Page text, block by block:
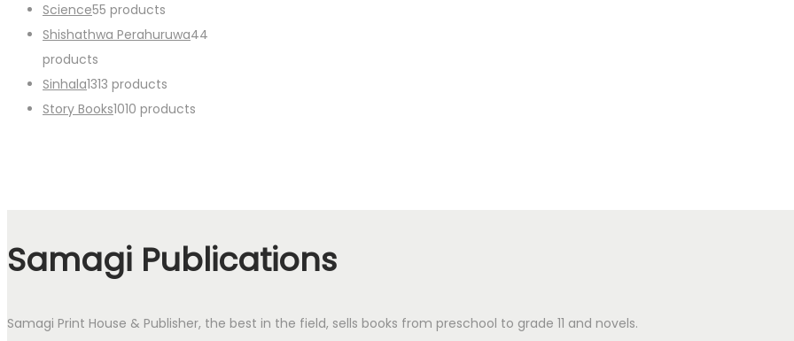
Science55 products
Shishathwa Perahuruwa44
products
Sinhala1313 products
Story Books1010 products
Samagi Publications
Samagi Print House & Publisher, the best in the field, sells books from preschool to grade 11 and novels.